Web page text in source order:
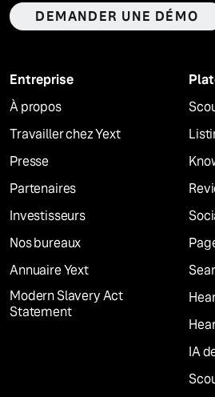
DEMANDER UNE DÉMO
Entreprise
À propos
Travailler chez Yext
Presse
Partenaires
Investisseurs
Nos bureaux
Annuaire Yext
Modern Slavery Act
Statement
IA